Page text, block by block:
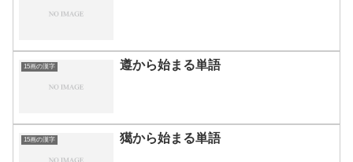
15画の漢字 遵から始まる単語
15画の漢字 獦から始まる単語